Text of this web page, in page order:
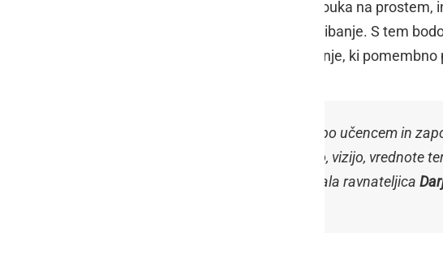
različnimi pripomočki za izvajanje pouka na
za likovno in delovno vzgojo ter za gibanje. S tem
naravo in spodbudili izkustveno učenje, ki
»Donacija podjetja Lidl Slovenija bo učencem in
okolje, ki bo podpiralo poslanstvo, vizijo, vrednote
izbranih deset organizacij povedala ravnateljica